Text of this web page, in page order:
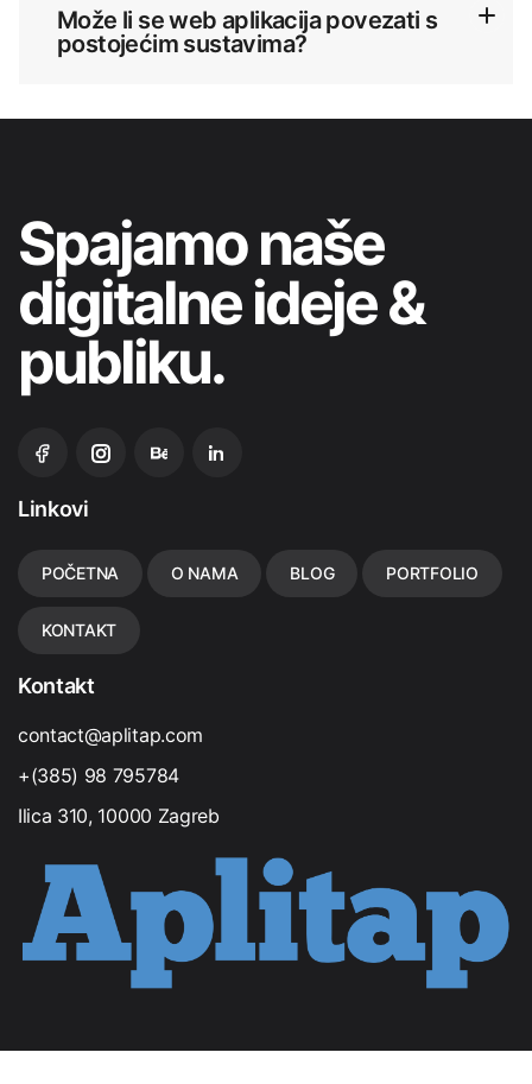
Može li se web aplikacija povezati s
postojećim sustavima?
Spajamonaše
digitalneideje &
publiku.
Linkovi
POČETNA O NAMA BLOG PORTFOLIO
KONTAKT
Kontakt
contact@aplitap.com
+(385) 98 795784
Ilica 310, 10000 Zagreb